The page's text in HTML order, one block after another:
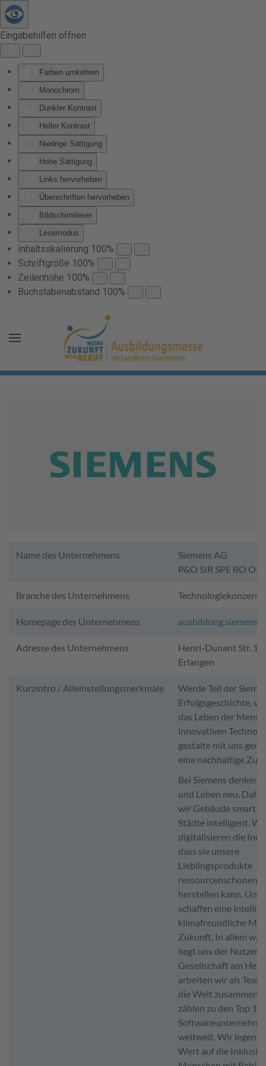
Eingabehilfen öffnen
Farben umkehren
Monochrom
Dunkler Kontrast
Heller Kontrast
Niedrige Sättigung
Hohe Sättigung
Links hervorheben
Überschriften hervorheben
Bildschirmleser
Lesemodus
Inhaltsskalierung 100%
Schriftgröße 100%
Zeilenhöhe 100%
Buchstabenabstand 100%
Zum Hauptinhalt springen
Name des Unternehmens
Siemens AG
P&O SIR SPE BO OS
Branche des Unternehmens Technologiekonzern
Homepage des Unternehmens
Adresse des Unternehmens
Henri-Dunant Str. 1,
Erlangen
Kurzintro / Alleinstellungsmerkmale
Werde Teil der
Erfolgsgeschichte,
das Leben der
innovativen
gestalte mit uns
eine nachhaltige
Bei Siemens denken
und Leben neu.
wir Gebäude smart
Städte intelligent.
digitalisieren die
dass sie unsere
Lieblingsprodukte
herstellen kann. Und
schaffen eine
klimafreundliche
Zukunft. In allem
liegt uns der Nutzen
Gesellschaft am
arbeiten wir als
die Welt zusammen.
zählen zu den Top 10
weltweit. Wir legen
Wert auf die